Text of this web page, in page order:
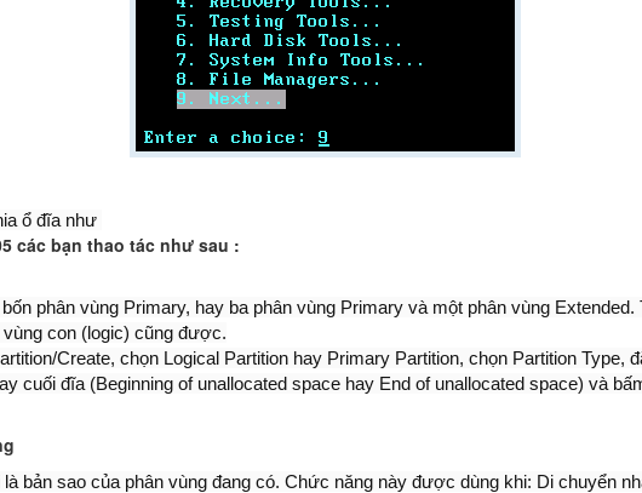
ổ đĩa như
các bạn thao tác như sau :
phân vùng Primary, hay ba phân vùng Primary và một phân vùng Extended.
vùng con (logic) cũng được.
Create, chọn Logical Partition hay Primary Partition, chọn Partition Type,
cuối đĩa (Beginning of unallocated space hay End of unallocated space) và
bản sao của phân vùng đang có. Chức năng này được dùng khi: Di chuyển